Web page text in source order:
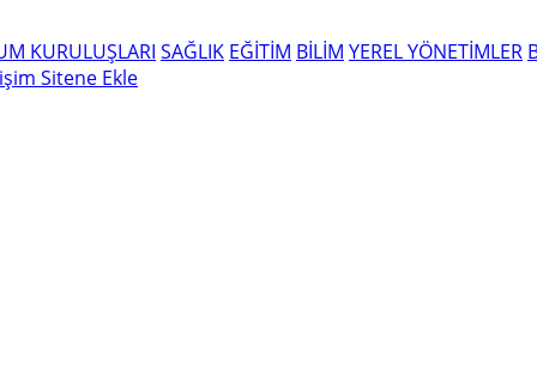
KURULUŞLARI SAĞLIK EĞİTİM BİLİM YEREL YÖNETİMLER
Sitene Ekle